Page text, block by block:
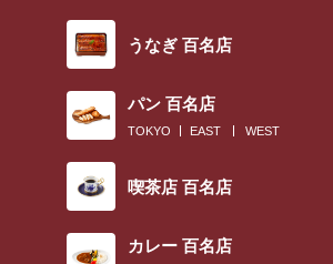
うなぎ 百名店
パン 百名店
TOKYO EAST WEST
喫茶店 百名店
カレー 百名店